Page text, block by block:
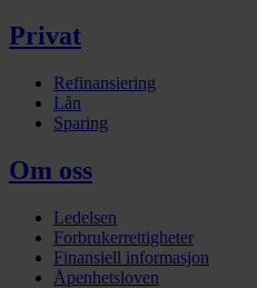
Privat
Refinansiering
Lån
Sparing
Om oss
Ledelsen
Forbrukerrettigheter
Finansiell informasjon
Åpenhetsloven